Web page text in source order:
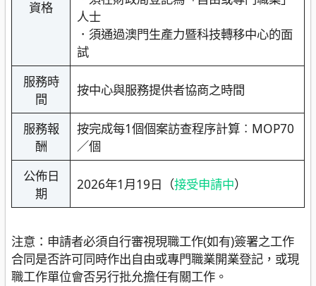
資格
人士
．須通過澳門生產力暨科技轉移中心的面
試
服務時
間
按中心與服務提供者協商之時間
服務報
酬
按完成每1個個案訪查程序計算︰MOP70
／個
公佈日
期
2026年1月19日（接受申請中）
注意：申請者必須自行審視現職工作(如有)簽署之工作
合同是否許可同時作出自由或專門職業開業登記，或現
職工作單位會否另行批允擔任有關工作。